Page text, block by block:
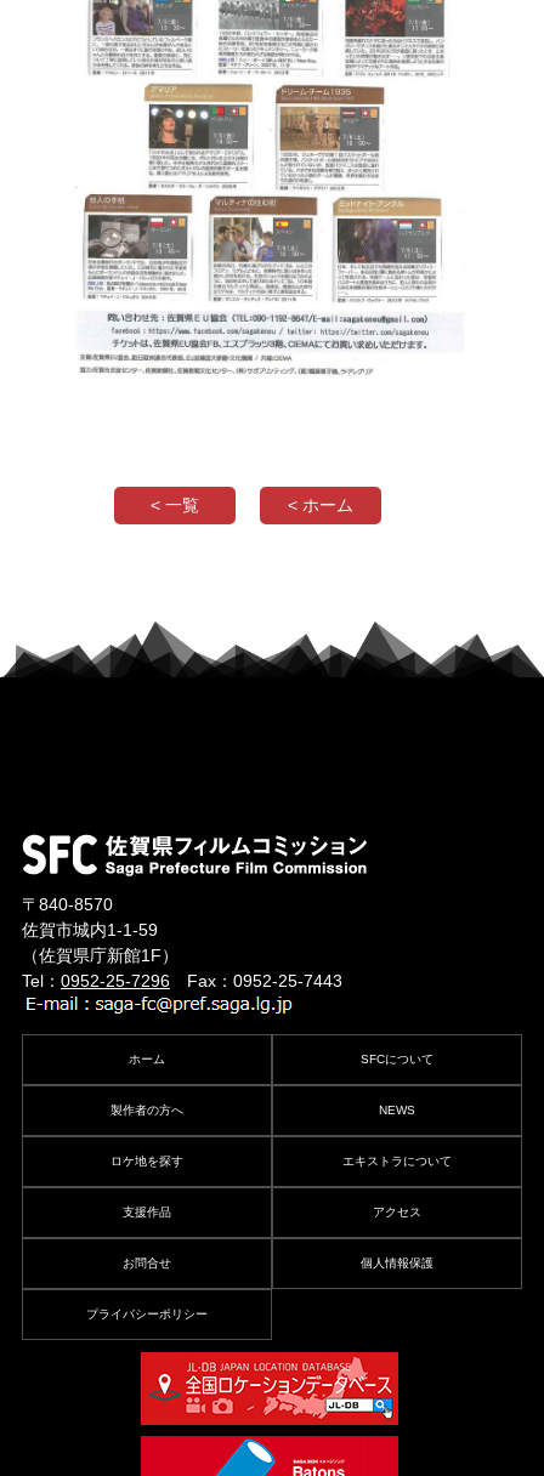
< 一覧 < ホーム
〒840-8570
佐賀市城内1-1-59
（佐賀県庁新館1F）
Tel： 0952-25-7296Fax：0952-25-7443
ホーム SFCについて
製作者の方へ NEWS
ロケ地を探す エキストラについて
支援作品 アクセス
お問合せ 個人情報保護
プライバシーポリシー